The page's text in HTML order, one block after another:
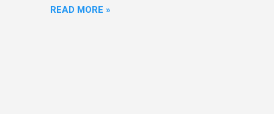
y votas por el ,
a Donald Trump,
READ MORE »